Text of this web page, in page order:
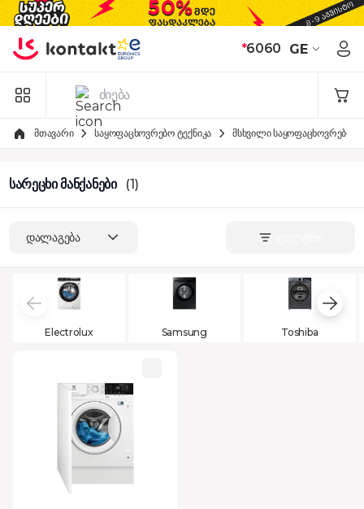
Skip to Content
*6060 GE
მთავარი საყოფაცხოვრებო ტექნიკა მსხვილი საყოფაცხოვრებო
სარეცხი მანქანები (1)
დალაგება
Electrolux Samsung Toshiba